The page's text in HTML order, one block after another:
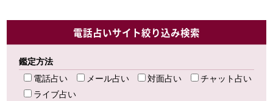
電話占いサイト絞り込み検索
鑑定方法
電話占い
メール占い 対面占い
チャット占い
ライブ占い